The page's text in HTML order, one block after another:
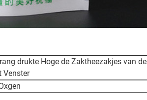
drukte Hoge de Zaktheezakjes van de
Venster